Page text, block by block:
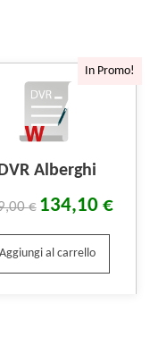
In Promo!
Alberghi
€ 134,10 €
Aggiungi al carrello